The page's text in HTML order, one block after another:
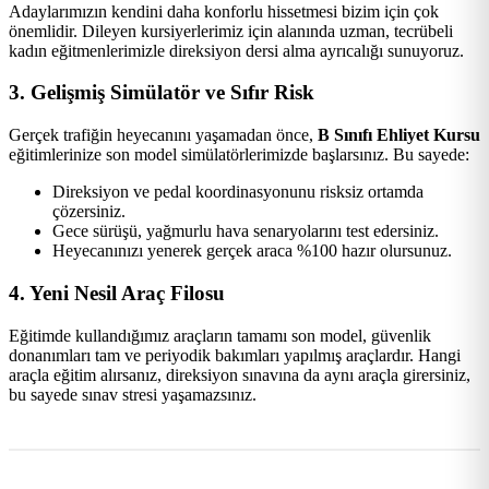
Adaylarımızın kendini daha konforlu hissetmesi bizim için çok
önemlidir. Dileyen kursiyerlerimiz için alanında uzman, tecrübeli
kadın eğitmenlerimizle direksiyon dersi alma ayrıcalığı sunuyoruz.
3. Gelişmiş Simülatör ve Sıfır Risk
Gerçek trafiğin heyecanını yaşamadan önce, B Sınıfı Ehliyet Kursu
eğitimlerinize son model simülatörlerimizde başlarsınız. Bu sayede:
Direksiyon ve pedal koordinasyonunu risksiz ortamda
çözersiniz.
Gece sürüşü, yağmurlu hava senaryolarını test edersiniz.
Heyecanınızı yenerek gerçek araca %100 hazır olursunuz.
4. Yeni Nesil Araç Filosu
Eğitimde kullandığımız araçların tamamı son model, güvenlik
donanımları tam ve periyodik bakımları yapılmış araçlardır. Hangi
araçla eğitim alırsanız, direksiyon sınavına da aynı araçla girersiniz,
bu sayede sınav stresi yaşamazsınız.